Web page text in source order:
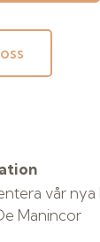
vår nya
Manincor